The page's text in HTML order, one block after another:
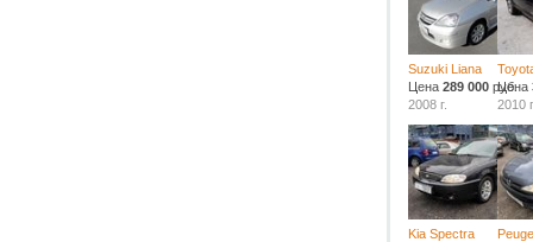
Suzuki Liana
Цена 289 000 руб.
2008 г.
Цена
2010
Kia Spectra